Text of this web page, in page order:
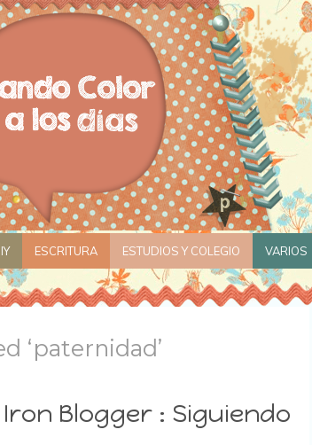
ESCRITURA ESTUDIOS Y COLEGIO VARIOS
‘paternidad’
Iron Blogger : Siguiendo